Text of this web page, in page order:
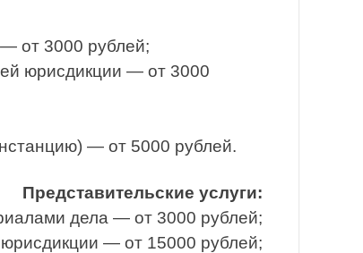
от 3000 рублей;
юрисдикции — от 3000
— от 5000 рублей.
Представительские услуги:
дела — от 3000 рублей;
— от 15000 рублей;